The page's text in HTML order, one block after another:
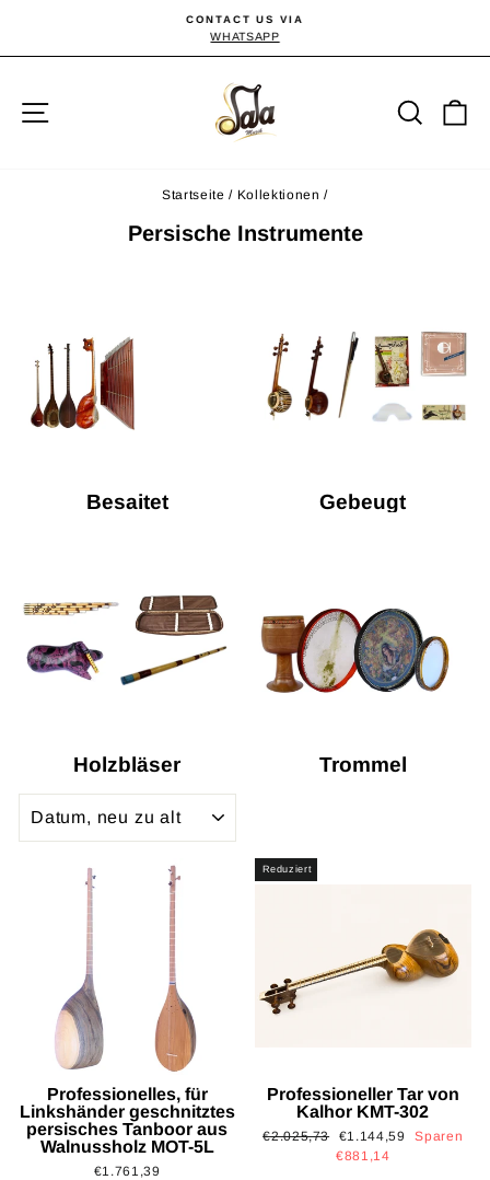
Inhalt
Pause
CONTACT US VIA
WHATSAPP
Suche
Startseite / Kollektionen /
Persische Instrumente
Besaitet Gebeugt
Holzbläser Trommel
Professionelles, für
Linkshänder geschnitztes
persisches Tanboor aus
Walnussholz MOT-5L
€1.761,39
Reduziert
Professioneller Tar von
Kalhor KMT-302
Normaler
€2.025,73 Sonderpreis
€1.144,59
Sparen
€881,14